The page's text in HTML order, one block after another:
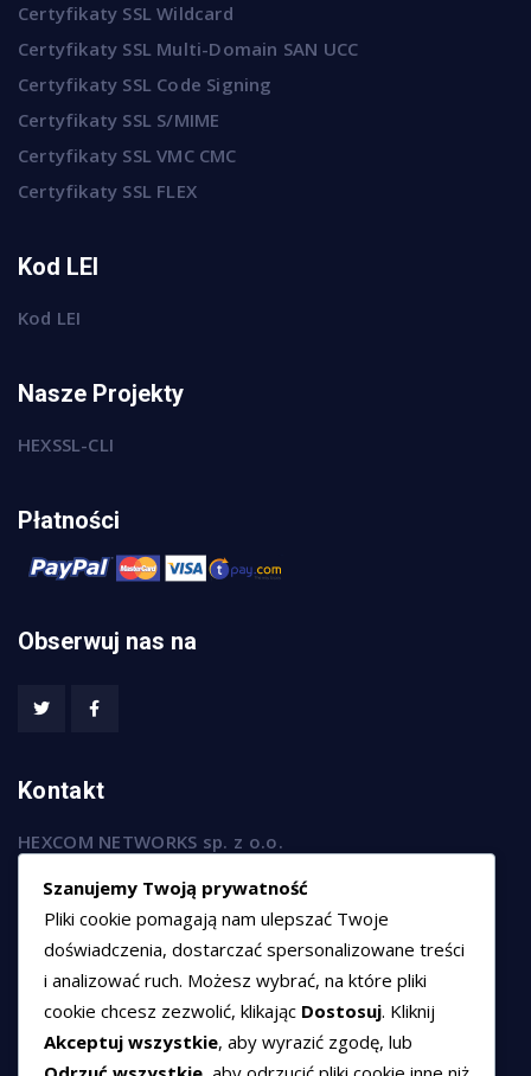
Certyfikaty SSL Wildcard
Certyfikaty SSL Multi-Domain SAN UCC
Certyfikaty SSL Code Signing
Certyfikaty SSL S/MIME
Certyfikaty SSL VMC CMC
Certyfikaty SSL FLEX
Kod LEI
Kod LEI
Nasze Projekty
HEXSSL-CLI
Płatności
Obserwuj nas na
Kontakt
HEXCOM NETWORKS sp. z o.o.
ul. Marsz. Józefa Piłsudskiego 74/320,
50-020 Wrocław
+48 789 594 102
sprzedaz@hexssl.pl
Dokumenty
Szanujemy Twoją prywatność
Pliki cookie pomagają nam ulepszać Twoje
doświadczenia, dostarczać spersonalizowane treści
i analizować ruch. Możesz wybrać, na które pliki
cookie chcesz zezwolić, klikając Dostosuj. Kliknij
Akceptuj wszystkie, aby wyrazić zgodę, lub